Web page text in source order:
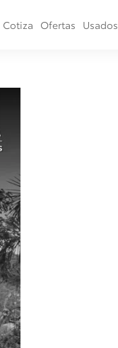
Cotiza Ofertas Usados